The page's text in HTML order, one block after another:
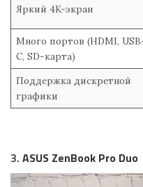
Яркий 4K-экран
Много портов (HDMI,
C, SD-карта)
Поддержка дискретной
графики
3. ASUS ZenBook Pro Duo